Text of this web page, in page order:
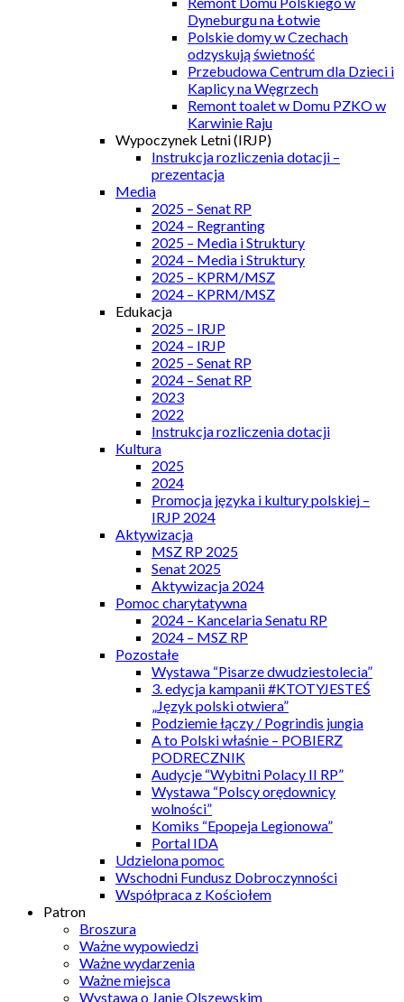
Dyneburgu na Łotwie
Polskie domy w Czechach
odzyskują świetność
Przebudowa Centrum dla Dzieci i
Kaplicy na Węgrzech
Remont toalet w Domu PZKO w
Karwinie Raju
Wypoczynek Letni (IRJP)
Instrukcja rozliczenia dotacji –
prezentacja
Media
2025 – Senat RP
2024 – Regranting
2025 – Media i Struktury
2024 – Media i Struktury
2025 – KPRM/MSZ
2024 – KPRM/MSZ
Edukacja
2025 – IRJP
2024 – IRJP
2025 – Senat RP
2024 – Senat RP
2023
2022
Instrukcja rozliczenia dotacji
Kultura
2025
2024
Promocja języka i kultury polskiej –
IRJP 2024
Aktywizacja
MSZ RP 2025
Senat 2025
Aktywizacja 2024
Pomoc charytatywna
2024 – Kancelaria Senatu RP
2024 – MSZ RP
Pozostałe
Wystawa “Pisarze dwudziestolecia”
3. edycja kampanii #KTOTYJESTEŚ
„Język polski otwiera”
Podziemie łączy / Pogrindis jungia
A to Polski właśnie – POBIERZ
PODRECZNIK
Audycje “Wybitni Polacy II RP”
Wystawa “Polscy orędownicy
wolności”
Komiks “Epopeja Legionowa”
Portal IDA
Udzielona pomoc
Wschodni Fundusz Dobroczynności
Współpraca z Kościołem
Patron
Broszura
Ważne wypowiedzi
Ważne wydarzenia
Ważne miejsca
Wystawa o Janie Olszewskim